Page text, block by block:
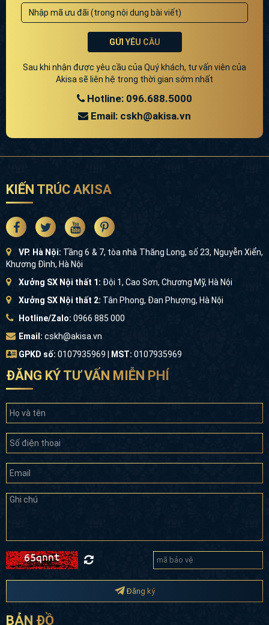
Chòi nghỉ chân là nơi thư giãn, ngắm cảnh tuyệt vời của
gia đình và khách đến thăm
Mỗi bụi hoa, cây cảnh đều được khéo léo bố trí linh hoạt,
tạo nên khung cảnh hài hòa, rực rỡ.
Đài phun nước kết hợp bể cá coi sinh động, tạo sinh khí
cho khu vườn
GỬI YÊU CẦU
Sau khi nhận được yêu cầu của Quý khách, tư vấn viên của
Akisa sẽ liên hệ trong thời gian sớm nhất
Hotline: 096.688.5000
Email: cskh@akisa.vn
KIẾN TRÚC AKISA
VP. Hà Nội: Tầng 6 & 7, tòa nhà Thăng Long, số 23, Nguyễn Xiển,
Khương Đình, Hà Nội
Xưởng SX Nội thất 1: Đội 1, Cao Sơn, Chương Mỹ, Hà Nội
Xưởng SX Nội thất 2: Tân Phong, Đan Phượng, Hà Nội
Hotline/Zalo: 0966 885 000
Email: cskh@akisa.vn
GPKD số: 0107935969 | MST: 0107935969
ĐĂNG KÝ TƯ VẤN MIỄN PHÍ
Đăng ký
BẢN ĐỒ